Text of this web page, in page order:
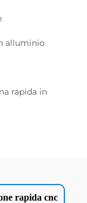
alluminio
rapida in
rapida cnc